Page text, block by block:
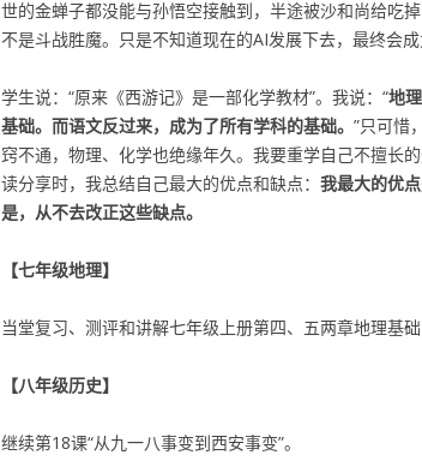
世的金蝉子都没能与孙悟空接触到，半途被沙和尚给吃
不是斗战胜魔。只是不知道现在的AI发展下去，最终会成
学生说：“原来《西游记》是一部化学教材”。我说：“地
基础。而语文反过来，成为了所有学科的基础。 ”只可惜
窍不通，物理、化学也绝缘年久。我要重学自己不擅长
读分享时，我总结自己最大的优点和缺点： 我最大的优
是，从不去改正这些缺点。
【七年级地理】
当堂复习、测评和讲解七年级上册第四、五两章地理基础
【八年级历史】
继续第18课“从九一八事变到西安事变”。